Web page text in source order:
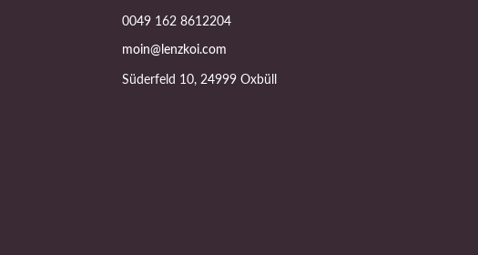
0049 162 8612204
moin@lenzkoi.com
Süderfeld 10, 24999 Oxbüll